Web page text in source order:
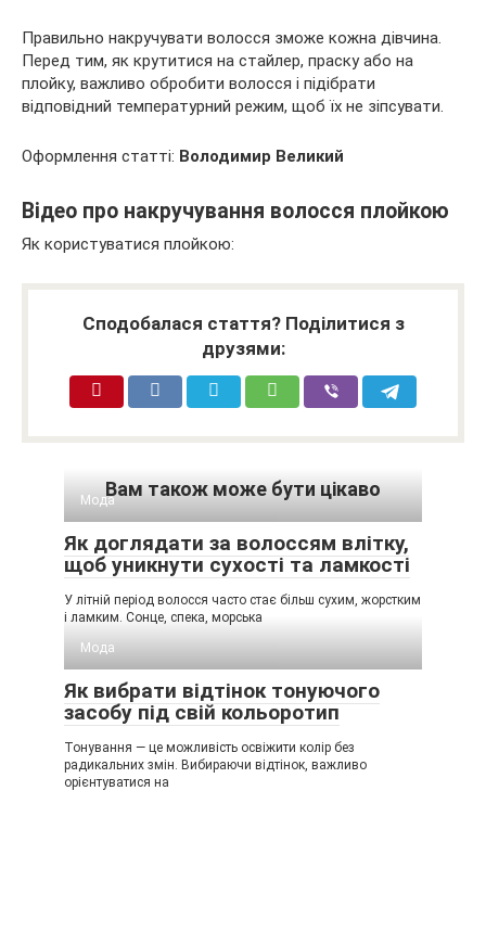
Правильно накручувати волосся зможе кожна дівчина.
Перед тим, як крутитися на стайлер, праску або на
плойку, важливо обробити волосся і підібрати
відповідний температурний режим, щоб їх не зіпсувати.
Оформлення статті: Володимир Великий
Відео про накручування волосся плойкою
Як користуватися плойкою:
Сподобалася стаття? Поділитися з
друзями:
Вам також може бути цікаво
Мода
Як доглядати за волоссям влітку,
щоб уникнути сухості та ламкості
У літній період волосся часто стає більш сухим, жорстким
і ламким. Сонце, спека, морська
Мода
Як вибрати відтінок тонуючого
засобу під свій кольоротип
Тонування — це можливість освіжити колір без
радикальних змін. Вибираючи відтінок, важливо
орієнтуватися на